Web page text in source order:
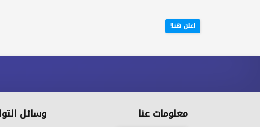
اعلن هنا!
معلومات عنا وسائل